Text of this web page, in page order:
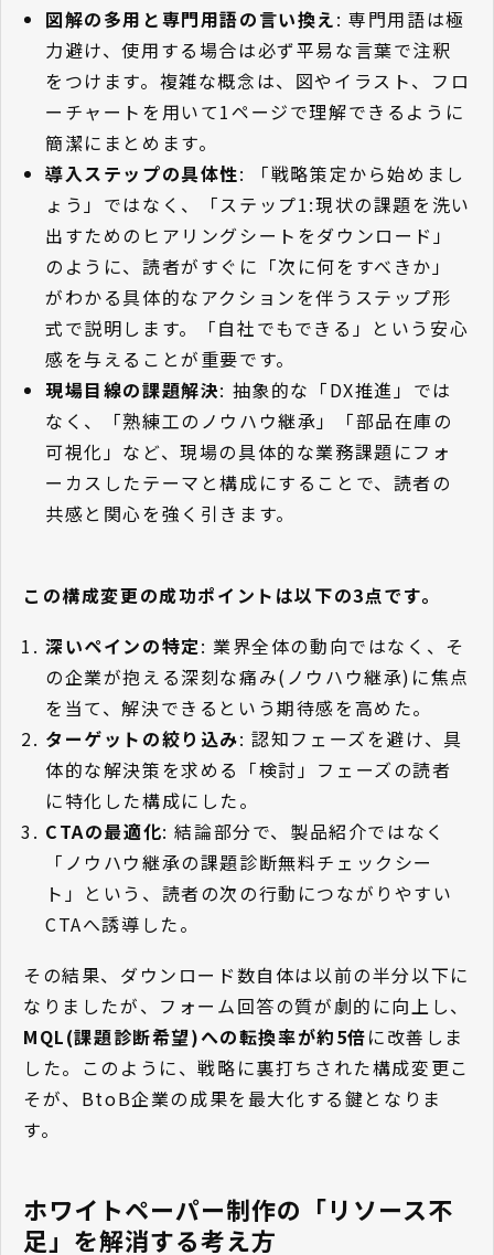
図解の多用と専門用語の言い換え: 専門用語は極
力避け、使用する場合は必ず平易な言葉で注釈
をつけます。複雑な概念は、図やイラスト、フロ
ーチャートを用いて1ページで理解できるように
簡潔にまとめます。
導入ステップの具体性: 「戦略策定から始めまし
ょう」ではなく、「ステップ1:現状の課題を洗い
出すためのヒアリングシートをダウンロード」
のように、読者がすぐに「次に何をすべきか」
がわかる具体的なアクションを伴うステップ形
式で説明します。「自社でもできる」という安心
感を与えることが重要です。
現場目線の課題解決: 抽象的な「DX推進」では
なく、「熟練工のノウハウ継承」「部品在庫の
可視化」など、現場の具体的な業務課題にフォ
ーカスしたテーマと構成にすることで、読者の
共感と関心を強く引きます。
この構成変更の成功ポイントは以下の3点です。
深いペインの特定: 業界全体の動向ではなく、そ
の企業が抱える深刻な痛み(ノウハウ継承)に焦点
を当て、解決できるという期待感を高めた。
ターゲットの絞り込み: 認知フェーズを避け、具
体的な解決策を求める「検討」フェーズの読者
に特化した構成にした。
CTAの最適化: 結論部分で、製品紹介ではなく
「ノウハウ継承の課題診断無料チェックシー
ト」という、読者の次の行動につながりやすい
CTAへ誘導した。
その結果、ダウンロード数自体は以前の半分以下に
なりましたが、フォーム回答の質が劇的に向上し、
MQL(課題診断希望)への転換率が約5倍に改善しま
した。このように、戦略に裏打ちされた構成変更こ
そが、BtoB企業の成果を最大化する鍵となりま
す。
ホワイトペーパー制作の「リソース不
足」を解消する考え方